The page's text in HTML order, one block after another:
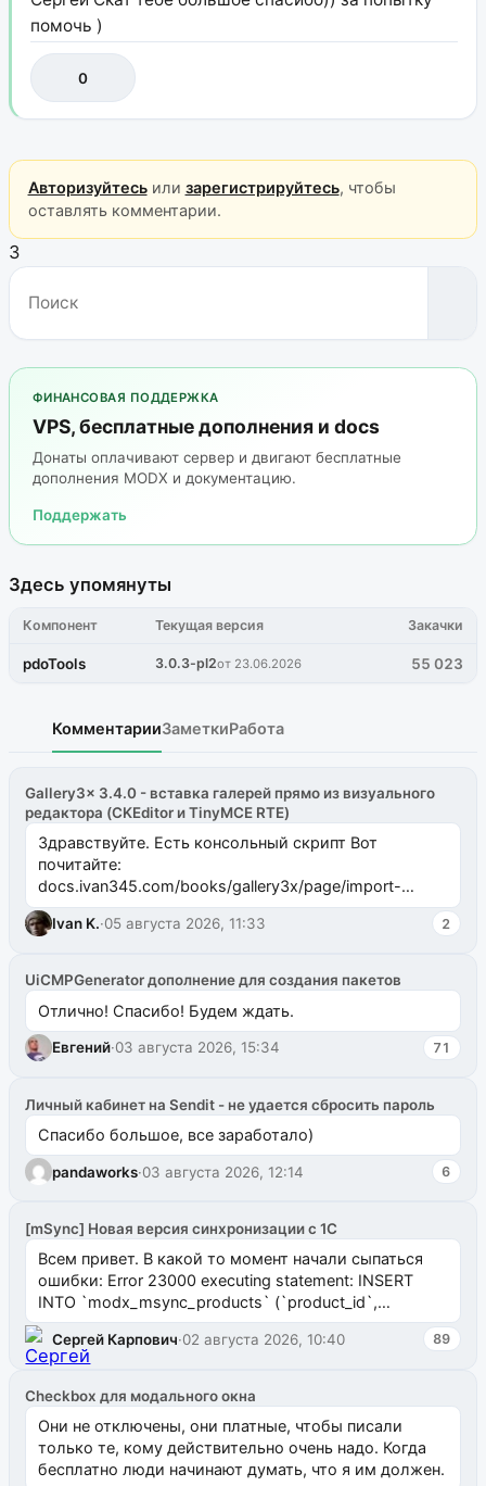
помочь )
0
Авторизуйтесьили зарегистрируйтесь, чтобы
оставлять комментарии.
3
ФИНАНСОВАЯ ПОДДЕРЖКА
VPS, бесплатные дополнения и docs
Донаты оплачивают сервер и двигают бесплатные
дополнения MODX и документацию.
Поддержать
Здесь упомянуты
Компонент Текущая версия Закачки
pdoTools 3.0.3-pl2от 23.06.2026 55 023
КомментарииЗаметкиРабота
Gallery3x 3.4.0 - вставка галерей прямо из визуального
редактора (CKEditor и TinyMCE RTE)
Здравствуйте. Есть консольный скрипт Вот
почитайте:
docs.ivan345.com/books/gallery3x/page/import-
ms2galleryphp
Ivan K.·05 августа 2026, 11:33 2
UiCMPGenerator дополнение для создания пакетов
Отлично! Спасибо! Будем ждать.
Евгений·03 августа 2026, 15:34 71
Личный кабинет на Sendit - не удается сбросить пароль
Спасибо большое, все заработало)
pandaworks·03 августа 2026, 12:14 6
[mSync] Новая версия синхронизации с 1С
Всем привет. В какой то момент начали сыпаться
ошибки: Error 23000 executing statement: INSERT
INTO `modx_msync_products` (`product_id`,
`uuid_1c`) VALUES ...
Сергей Карпович·02 августа 2026, 10:40 89
Checkbox для модального окна
Они не отключены, они платные, чтобы писали
только те, кому действительно очень надо. Когда
бесплатно люди начинают думать, что я им должен.